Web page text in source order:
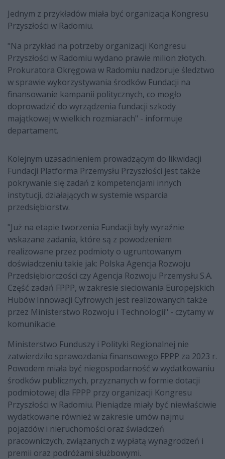
Jednym z przykładów miała być organizacja Kongresu
Przyszłości w Radomiu.
"Na przykład na potrzeby organizacji Kongresu
Przyszłości w Radomiu wydano prawie milion złotych.
Prokuratora Okręgowa w Radomiu nadzoruje śledztwo
w sprawie wykorzystywania środków Fundacji na
finansowanie kampanii politycznych, co mogło
doprowadzić do wyrządzenia fundacji szkody
majątkowej w wielkich rozmiarach" - informuje
departament.
Kolejnym uzasadnieniem prowadzącym do likwidacji
Fundacji Platforma Przemysłu Przyszłości jest także
pokrywanie się zadań z kompetencjami innych
instytucji, działających w systemie wsparcia
przedsiębiorstw.
"Już na etapie tworzenia Fundacji były wyraźnie
wskazane zadania, które są z powodzeniem
realizowane przez podmioty o ugruntowanym
doświadczeniu takie jak: Polska Agencja Rozwoju
Przedsiębiorczości czy Agencja Rozwoju Przemysłu S.A.
Część zadań FPPP, w zakresie sieciowania Europejskich
Hubów Innowacji Cyfrowych jest realizowanych także
przez Ministerstwo Rozwoju i Technologii" - czytamy w
komunikacie.
Ministerstwo Funduszy i Polityki Regionalnej nie
zatwierdziło sprawozdania finansowego FPPP za 2023 r.
Powodem miała być niegospodarność w wydatkowaniu
środków publicznych, przyznanych w formie dotacji
podmiotowej dla FPPP przy organizacji Kongresu
Przyszłości w Radomiu. Pieniądze miały być niewłaściwie
wydatkowane również w zakresie umów najmu
pojazdów i nieruchomości oraz świadczeń
pracowniczych, związanych z wypłatą wynagrodzeń i
premii oraz podróżami służbowymi.